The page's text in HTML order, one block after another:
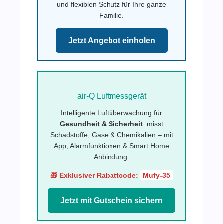
und flexiblen Schutz für Ihre ganze
Familie.
Jetzt Angebot einholen
air-Q Luftmessgerät
Intelligente Luftüberwachung für
Gesundheit & Sicherheit: misst
Schadstoffe, Gase & Chemikalien – mit
App, Alarmfunktionen & Smart Home
Anbindung.
🎁 Exklusiver Rabattcode: Mufy-35
Jetzt mit Gutschein sichern